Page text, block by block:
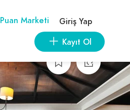
Puan Marketi
Giriş Yap
Kayıt Ol